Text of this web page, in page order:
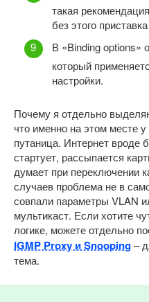
такая
без этого
В «Binding options»
который
настройки.
Почему я отдельно
что именно на этом месте
путаница. Интернет вроде
стартует, рассыпается
думает при переключении
случаев проблема не в
совпали параметры VLAN
мультикаст. Если хотите
логике, можете отдельно
IGMP Proxy и Snooping–
тема.